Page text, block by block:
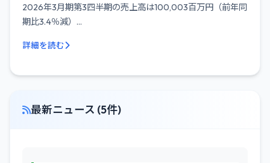
2026年3月期第3四半期の売上高は100,003百万円（前年同
期比3.4％減）...
詳細を読む
最新ニュース (5件)